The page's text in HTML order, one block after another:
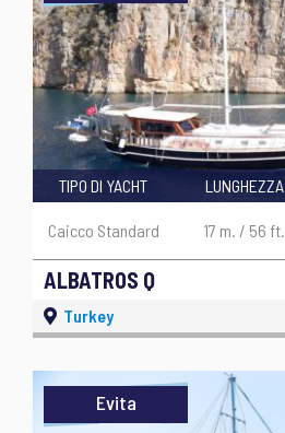
ALBATROS Q
TIPO DI YACHT
Caicco Standard
LUNGHEZZA
17 m. / 56 ft.
Turkey
Evita